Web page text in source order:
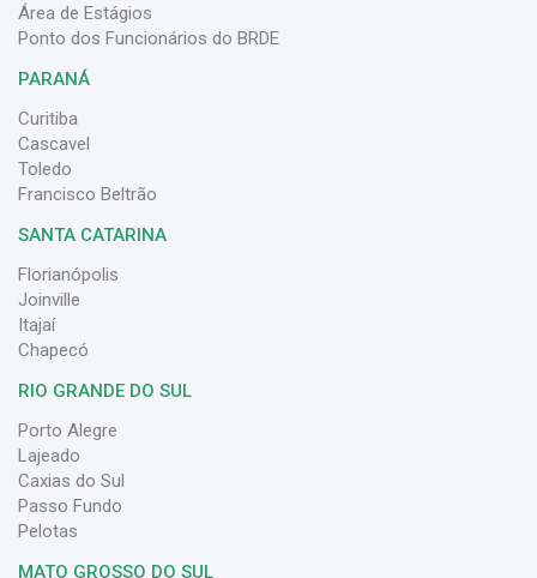
Área de Estágios
Ponto dos Funcionários do BRDE
PARANÁ
Curitiba
Cascavel
Toledo
Francisco Beltrão
SANTA CATARINA
Florianópolis
Joinville
Itajaí
Chapecó
RIO GRANDE DO SUL
Porto Alegre
Lajeado
Caxias do Sul
Passo Fundo
Pelotas
MATO GROSSO DO SUL